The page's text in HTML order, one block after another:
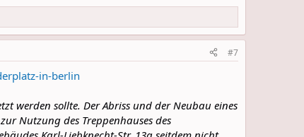
#7
in-berlin
werden sollte. Der Abriss und der Neubau eines
Nutzung des Treppenhauses des